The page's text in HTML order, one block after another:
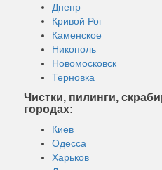
Днепр
Кривой Рог
Каменское
Никополь
Новомосковск
Терновка
Чистки, пилинги,
городах:
Киев
Одесса
Харьков